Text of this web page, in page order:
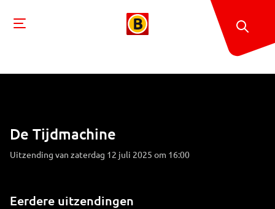
De Tijdmachine
Uitzending van zaterdag 12 juli 2025 om 16:00
Eerdere uitzendingen